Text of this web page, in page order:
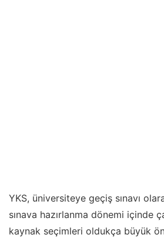
YKS, üniversiteye geçiş sınavı
sınava hazırlanma dönemi içinde
kaynak seçimleri oldukça büyük